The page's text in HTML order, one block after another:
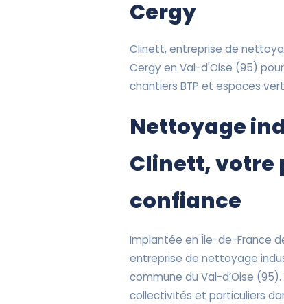
Cergy
Clinett, entreprise de
Cergy en Val-d'Oise (95)
chantiers BTP et espaces
Nettoyage
Clinett, votre
confiance
Implantée en Île-de-France
entreprise de nettoyage
commune du Val-d’Oise
collectivités et particuliers